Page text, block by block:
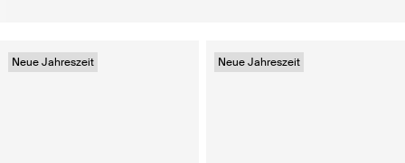
Neue Jahreszeit Neue Jahreszeit